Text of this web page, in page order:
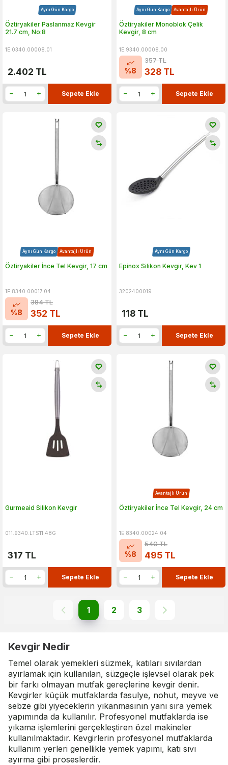
Aynı Gün Kargo
Öztiryakiler Paslanmaz Kevgir
21.7 cm, No:8
1E.0340.00008.01
2.402 TL
Sepete Ekle
Aynı Gün Kargo Avantajlı Ürün
Öztiryakiler Monoblok Çelik
Kevgir, 8 cm
1E.9340.00008.00
%8
357TL
328 TL
Sepete Ekle
Aynı Gün Kargo Avantajlı Ürün
Öztiryakiler İnce Tel Kevgir, 17 cm
1E.8340.00017.04
%8
384TL
352 TL
Sepete Ekle
Aynı Gün Kargo
Epinox Silikon Kevgir, Kev 1
3202400019
118 TL
Sepete Ekle
Gurmeaid Silikon Kevgir
011.9340.LTS11.48G
317 TL
Sepete Ekle
Avantajlı Ürün
Öztiryakiler İnce Tel Kevgir, 24 cm
1E.8340.00024.04
%8
540TL
495 TL
Sepete Ekle
1 2 3
Kevgir Nedir
Temel olarak yemekleri süzmek, katıları sıvılardan
ayırlamak için kullanılan, süzgeçle işlevsel olarak pek
bir farkı olmayan mutfak gereçlerine kevgir denir.
Kevgirler küçük mutfaklarda fasulye, nohut, meyve ve
sebze gibi yiyeceklerin yıkanmasının yanı sıra yemek
yapımında da kullanılır. Profesyonel mutfaklarda ise
yıkama işlemlerini gerçekleştiren özel makineler
kullanılmaktadır. Kevgirlerin profesyonel mutfaklarda
kullanım yerleri genellikle yemek yapımı, katı sıvı
ayırma gibi proseslerdir.